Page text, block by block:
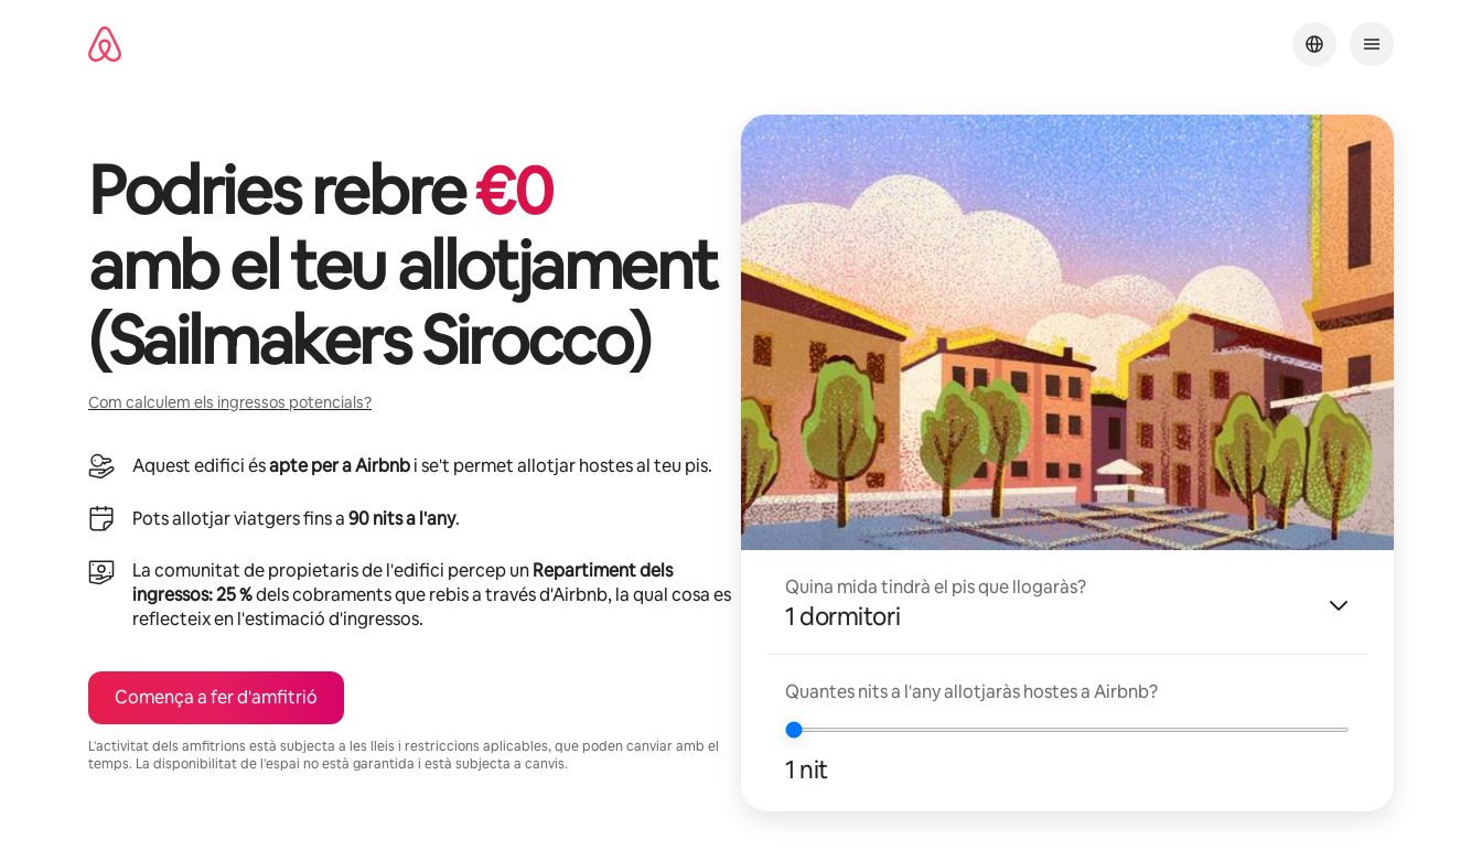
Podries rebre€0
amb el teu allotjament
(Sailmakers Sirocco)
Com calculem els ingressos potencials?
Aquest edifici ésapte per a Airbnbi se't permet allotjar hostes al teu pis.
Pots allotjar viatgers fins a90 nits a l'any.
La comunitat de propietaris de l'edifici percep unRepartiment dels
ingressos: 25 %dels cobraments que rebis a través d'Airbnb, la qual cosa es
reflecteix en l'estimació d'ingressos.
Comença a fer d'amfitrió
L'activitat dels amfitrions està subjecta a les lleis i restriccions aplicables, que poden canviar amb el
temps. La disponibilitat de l'espai no està garantida i està subjecta a canvis.
Quina mida tindrà el pis que llogaràs?
1 dormitori
Quantes nits a l'any allotjaràs hostes a Airbnb?
1 nit